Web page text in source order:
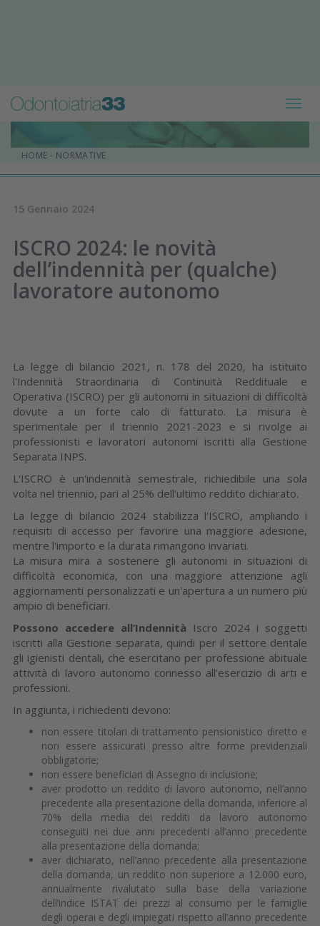
HOME - NORMATIVE
15 Gennaio 2024
ISCRO 2024: le novità
dell’indennità per (qualche)
lavoratore autonomo
La legge di bilancio 2021, n. 178 del 2020, ha istituito
l'Indennità Straordinaria di Continuità Reddituale e
Operativa (ISCRO) per gli autonomi in situazioni di difficoltà
dovute a un forte calo di fatturato. La misura è
sperimentale per il triennio 2021-2023 e si rivolge ai
professionisti e lavoratori autonomi iscritti alla Gestione
Separata INPS.
L'ISCRO è un'indennità semestrale, richiedibile una sola
volta nel triennio, pari al 25% dell'ultimo reddito dichiarato.
La legge di bilancio 2024 stabilizza l'ISCRO, ampliando i
requisiti di accesso per favorire una maggiore adesione,
mentre l'importo e la durata rimangono invariati.
La misura mira a sostenere gli autonomi in situazioni di
difficoltà economica, con una maggiore attenzione agli
aggiornamenti personalizzati e un'apertura a un numero più
ampio di beneficiari.
Possono accedere all’Indennità Iscro 2024 i soggetti
iscritti alla Gestione separata, quindi per il settore dentale
gli igienisti dentali, che esercitano per professione abituale
attività di lavoro autonomo connesso all’esercizio di arti e
professioni.
In aggiunta, i richiedenti devono:
non essere titolari di trattamento pensionistico diretto e
non essere assicurati presso altre forme previdenziali
obbligatorie;
non essere beneficiari di Assegno di inclusione;
aver prodotto un reddito di lavoro autonomo, nell’anno
precedente alla presentazione della domanda, inferiore al
70% della media dei redditi da lavoro autonomo
conseguiti nei due anni precedenti all’anno precedente
alla presentazione della domanda;
aver dichiarato, nell’anno precedente alla presentazione
della domanda, un reddito non superiore a 12.000 euro,
annualmente rivalutato sulla base della variazione
dell’indice ISTAT dei prezzi al consumo per le famiglie
degli operai e degli impiegati rispetto all’anno precedente